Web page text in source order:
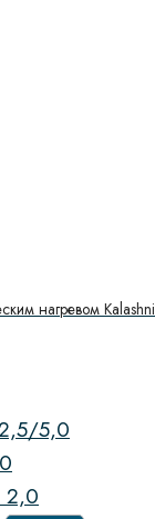
нагревом
5,0
2,0